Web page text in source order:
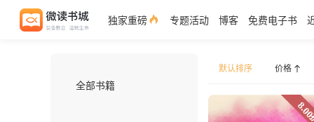
独家重磅 专题活动 博客 免费电子书
全部书籍
独家好书
作者推荐——
默认排序 价格